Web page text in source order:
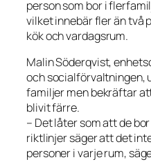
person som bor i
vilket innebär fler än två
kök och vardagsrum.
Malin Söderqvist,
och socialförvaltningen,
familjer men bekräftar
blivit färre.
– Det låter som att de
riktlinjer säger att det
personer i varje rum,